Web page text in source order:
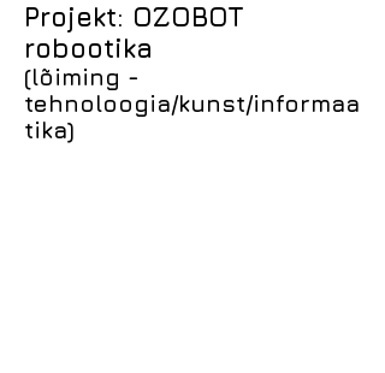
Projekt: OZOBOT
robootika
(lõiming -
tehnoloogia/kunst/informaa
tika)